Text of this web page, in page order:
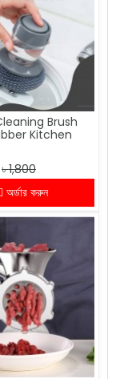
Brush
Kitchen
৳ 1,800
অর্ডার করুন